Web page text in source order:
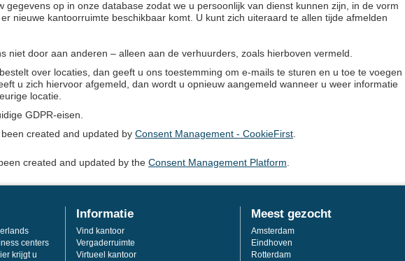
gegevens op in onze database zodat we u persoonlijk van dienst kunnen zijn, in de vorm
nieuwe kantoorruimte beschikbaar komt. U kunt zich uiteraard te allen tijde afmelden
niet door aan anderen – alleen aan de verhuurders, zoals hierboven vermeld.
over locaties, dan geeft u ons toestemming om e-mails te sturen en u toe te voegen
u zich hiervoor afgemeld, dan wordt u opnieuw aangemeld wanneer u weer informatie
locatie.
GDPR-eisen.
created and updated by Consent Management - CookieFirst
created and updated by the Consent Management Platform
centers
krijgt u
Informatie
Vind kantoor
Vergaderruimte
Virtueel kantoor
Meest gezocht
Amsterdam
Eindhoven
Rotterdam